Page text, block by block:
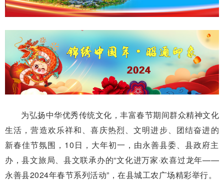
为弘扬中华优秀传统文化，丰富春节期间群众精神文化
生活，营造欢乐祥和、喜庆热烈、文明进步、团结奋进的
新春佳节氛围，10日，大年初一，由永善县委、县政府主
办，县文旅局、县文联承办的“文化进万家·欢喜过龙年——
永善县2024年春节系列活动”，在县城工农广场精彩举行。